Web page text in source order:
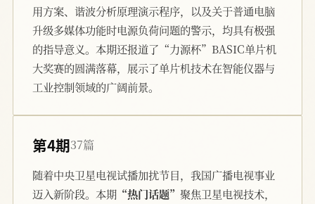
用方案、谐波分析原理演示程序，以及关于普通电脑
升级多媒体功能时电源负荷问题的警示，均具有极强
的指导意义。本期还报道了“力源杯”BASIC单片机
大奖赛的圆满落幕，展示了单片机技术在智能仪器与
工业控制领域的广阔前景。
第4期37篇
随着中央卫星电视试播加扰节目，我国广播电视事业
迈入新阶段。本期 “热门话题” 聚焦卫星电视技术，